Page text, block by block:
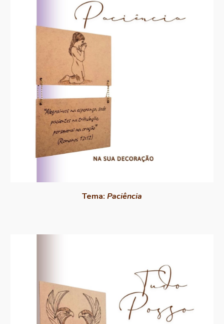
Tema: Paciência